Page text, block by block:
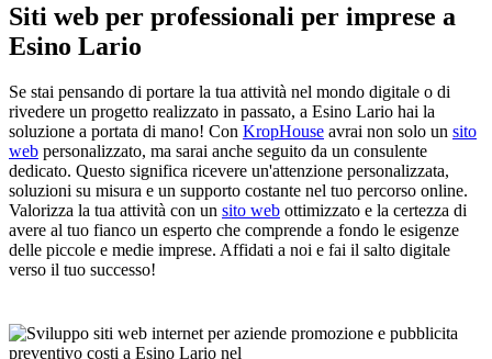
Siti web per professionali per imprese a
Esino Lario
Se stai pensando di portare la tua attività nel mondo digitale o di
rivedere un progetto realizzato in passato, a Esino Lario hai la
soluzione a portata di mano! Con KropHouse avrai non solo un sito
web personalizzato, ma sarai anche seguito da un consulente
dedicato. Questo significa ricevere un'attenzione personalizzata,
soluzioni su misura e un supporto costante nel tuo percorso online.
Valorizza la tua attività con un sito web ottimizzato e la certezza di
avere al tuo fianco un esperto che comprende a fondo le esigenze
delle piccole e medie imprese. Affidati a noi e fai il salto digitale
verso il tuo successo!